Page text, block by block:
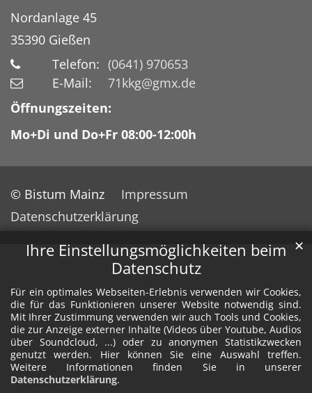
Ihre Einstellungsmöglichkeiten beim
Datenschutz
Für ein optimales Webseiten-Erlebnis verwenden wir Cookies,
die für das Funktionieren unserer Website notwendig sind.
Mit Ihrer Zustimmung verwenden wir auch Tools und Cookies,
die zur Anzeige externer Inhalte (Videos über Youtube, Audios
über Soundcloud, ...) oder zu anonymen Statistikzwecken
genutzt werden. Hier können Sie eine Auswahl treffen.
Weitere Informationen finden Sie in unserer
Datenschutzerklärung.
✕
Nordanlage 45
35390 Gießen
Telefon: (0641) 970653
E-Mail:
71kkg@gmx.de
Öffnungszeiten:
Mo+Di und Do+Fr 08:00-12:00h
© Bistum Mainz
Impressum
Datenschutzerklärung